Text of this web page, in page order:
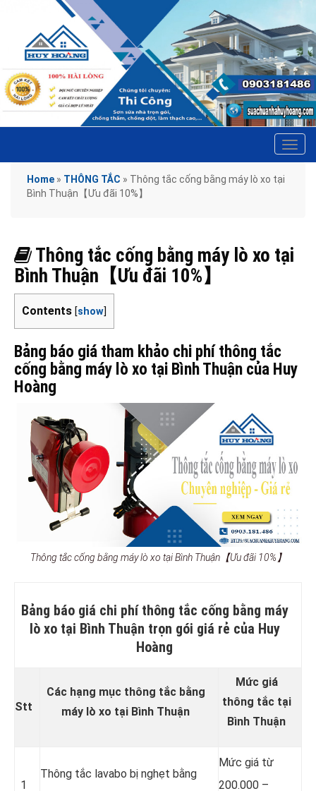
Home » THÔNG TẮC » Thông tắc cống bằng máy lò xo tại
Bình Thuận【Ưu đãi 10%】
Thông tắc cống bằng máy lò xo tại
Bình Thuận【Ưu đãi 10%】
Contents [show]
Bảng báo giá tham khảo chi phí thông tắc
cống bằng máy lò xo tại Bình Thuận của Huy
Hoàng
Thông tắc cống bằng máy lò xo tại Bình Thuận【Ưu đãi 10%】
Bảng báo giá chi phí thông tắc cống bằng máy
lò xo tại Bình Thuận trọn gói giá rẻ của Huy
Hoàng
Stt
Các hạng mục thông tắc bằng
máy lò xo tại Bình Thuận
Mức giá
thông tắc tại
Bình Thuận
1
Thông tắc lavabo bị nghẹt bằng
Mức giá từ
200.000 –